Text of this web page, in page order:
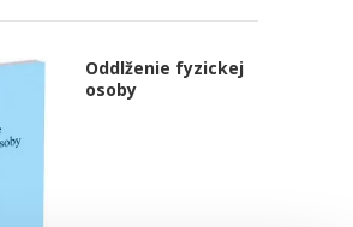
Oddlženie fyzickej
osoby